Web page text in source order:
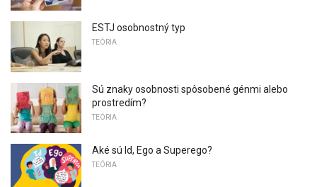
ESTJ osobnostný typ
TEÓRIA
Sú znaky osobnosti spôsobené génmi alebo
prostredím?
TEÓRIA
Aké sú Id, Ego a Superego?
TEÓRIA